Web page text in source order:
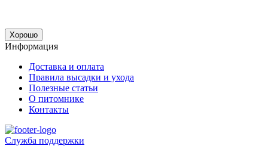
Хорошо
Информация
Доставка и оплата
Правила высадки и ухода
Полезные статьи
О питомнике
Контакты
Служба поддержки